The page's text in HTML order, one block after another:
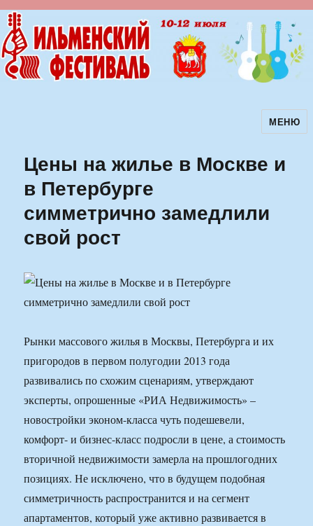
Ильменский фестиваль авторскойМЕНЮ
Цены на жилье в Москве и
в Петербурге
симметрично замедлили
свой рост
Рынки массового жилья в Москвы, Петербурга и их
пригородов в первом полугодии 2013 года
развивались по схожим сценариям, утверждают
эксперты, опрошенные «РИА Недвижимость» –
новостройки эконом-класса чуть подешевели,
комфорт- и бизнес-класс подросли в цене, а стоимость
вторичной недвижимости замерла на прошлогодних
позициях. Не исключено, что в будущем подобная
симметричность распространится и на сегмент
апартаментов, который уже активно развивается в